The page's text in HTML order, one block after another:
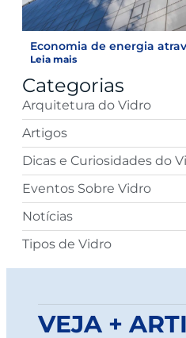
Economia de energia
Leia mais
Categorias
Arquitetura do Vidro
Artigos
Dicas e Curiosidades do
Eventos Sobre Vidro
Notícias
Tipos de Vidro
VEJA +